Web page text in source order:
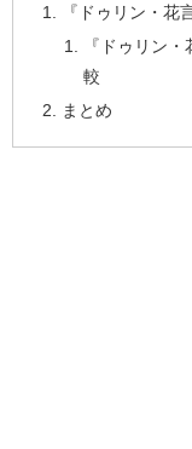
『ドゥリン・花
『ドゥリン
較
まとめ